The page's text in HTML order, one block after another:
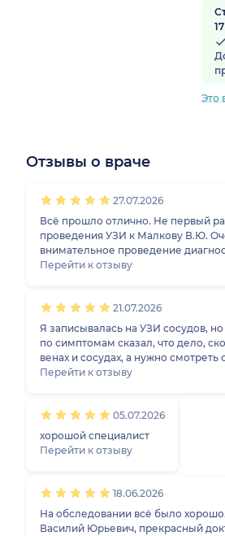
Это
Отзывы о враче
27.07.2026
Всё прошло отлично. Не первый
проведения УЗИ к Малкову В.Ю.
внимательное проведение
результатам подробное
Перейти к отзыву
21.07.2026
Я записывалась на УЗИ сосудов,
по симптомам сказал, что дело,
венах и сосудах, а нужно смотреть
посоветовал сначала пройти
УЗИ вроде бы не обязан давать
но его совет оказался очень
Перейти к отзыву
05.07.2026
хорошой специалист
Перейти к отзыву
18.06.2026
На обследовании всё было
Василий Юрьевич, прекрасный